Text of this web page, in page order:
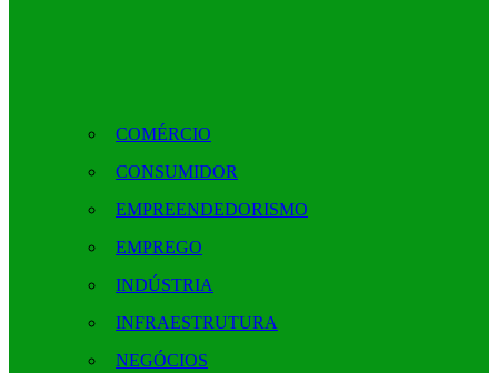
COMÉRCIO
CONSUMIDOR
EMPREENDEDORISMO
EMPREGO
INDÚSTRIA
INFRAESTRUTURA
NEGÓCIOS